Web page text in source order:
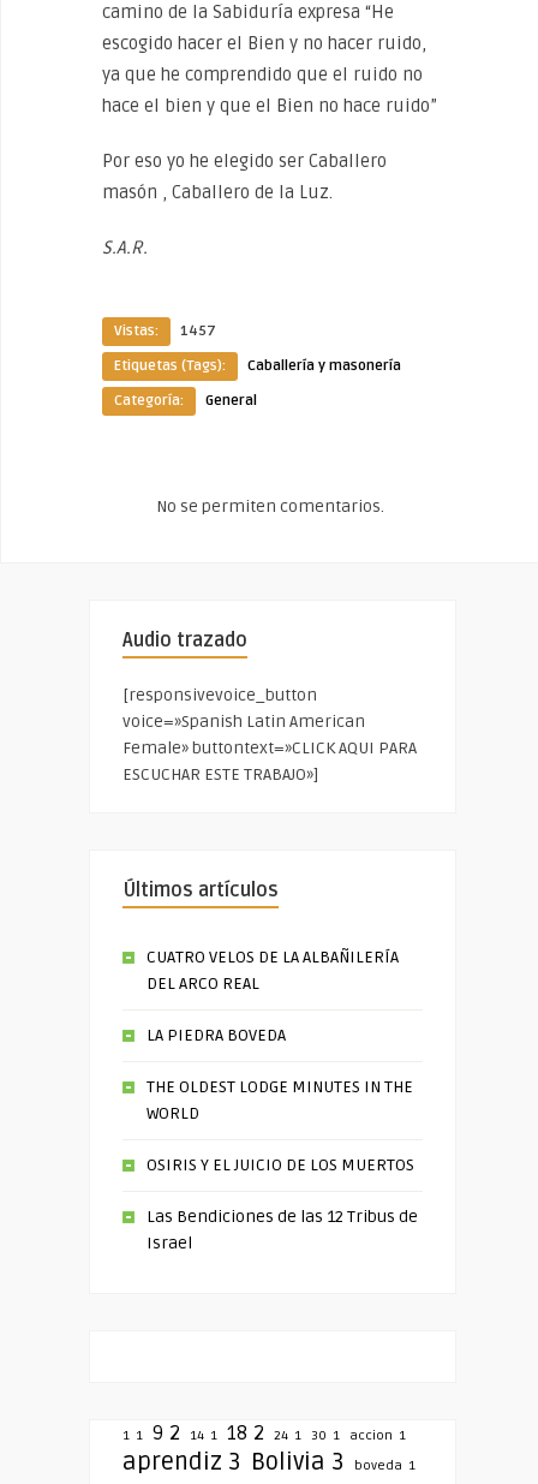
camino de la Sabiduría expresa “He
escogido hacer el Bien y no hacer ruido,
ya que he comprendido que el ruido no
hace el bien y que el Bien no hace ruido”
Por eso yo he elegido ser Caballero
masón , Caballero de la Luz.
S.A.R.
Vistas:
1457
Etiquetas (Tags):
Caballería y masonería
Categoría:
General
No se permiten comentarios.
Audio trazado
[responsivevoice_button
voice=»Spanish Latin American
Female» buttontext=»CLICK AQUI PARA
ESCUCHAR ESTE TRABAJO»]
Últimos artículos
CUATRO VELOS DE LA ALBAÑILERÍA
DEL ARCO REAL
LA PIEDRA BOVEDA
THE OLDEST LODGE MINUTES IN THE
WORLD
OSIRIS Y EL JUICIO DE LOS MUERTOS
Las Bendiciones de las 12 Tribus de
Israel
1 1 9 2 14 1 18 2 24 1 30 1 accion 1
aprendiz 3 Bolivia 3 boveda 1